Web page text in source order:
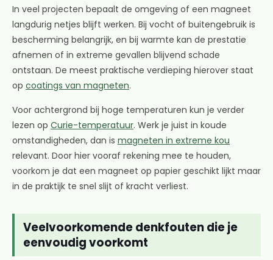
In veel projecten bepaalt de omgeving of een magneet
langdurig netjes blijft werken. Bij vocht of buitengebruik is
bescherming belangrijk, en bij warmte kan de prestatie
afnemen of in extreme gevallen blijvend schade
ontstaan. De meest praktische verdieping hierover staat
op coatings van magneten.
Voor achtergrond bij hoge temperaturen kun je verder
lezen op Curie-temperatuur. Werk je juist in koude
omstandigheden, dan is magneten in extreme kou
relevant. Door hier vooraf rekening mee te houden,
voorkom je dat een magneet op papier geschikt lijkt maar
in de praktijk te snel slijt of kracht verliest.
Veelvoorkomende denkfouten die je
eenvoudig voorkomt